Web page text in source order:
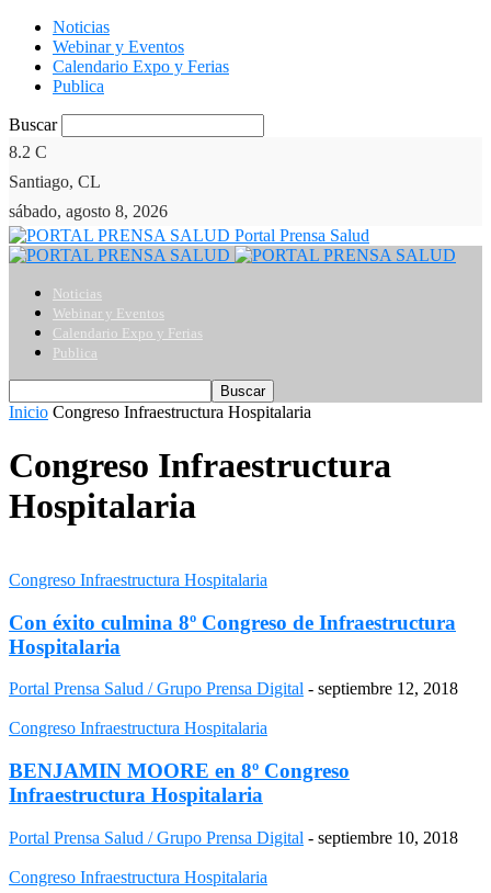
Noticias
Webinar y Eventos
Calendario Expo y Ferias
Publica
Buscar
8.2 C
Santiago, CL
sábado, agosto 8, 2026
Portal Prensa Salud
Noticias
Webinar y Eventos
Calendario Expo y Ferias
Publica
Inicio Congreso Infraestructura Hospitalaria
Congreso Infraestructura
Hospitalaria
Congreso Infraestructura Hospitalaria
Con éxito culmina 8º Congreso de Infraestructura
Hospitalaria
Portal Prensa Salud / Grupo Prensa Digital - septiembre 12, 2018
Congreso Infraestructura Hospitalaria
BENJAMIN MOORE en 8º Congreso
Infraestructura Hospitalaria
Portal Prensa Salud / Grupo Prensa Digital - septiembre 10, 2018
Congreso Infraestructura Hospitalaria